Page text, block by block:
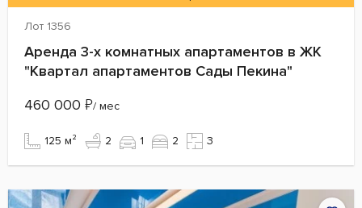
Лот 1356
Аренда 3-х комнатных апартаментов в ЖК
"Квартал апартаментов Сады Пекина"
460 000 ₽/ мес
125 м² 2 1 2 3